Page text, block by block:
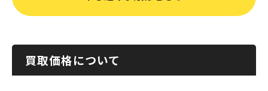
買取価格について